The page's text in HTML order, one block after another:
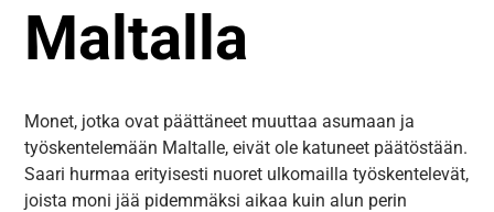
Maltalla
Monet, jotka ovat päättäneet muuttaa asumaan ja
työskentelemään Maltalle, eivät ole katuneet päätöstään.
Saari hurmaa erityisesti nuoret ulkomailla työskentelevät,
joista moni jää pidemmäksi aikaa kuin alun perin